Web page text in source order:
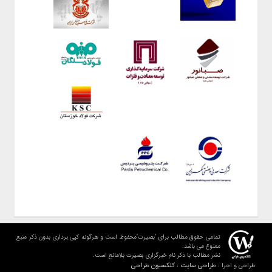
تمامی حقوق مطالب برای "بصیرت"محفوظ است و هرگونه کپی برداری بدون ذکر منبع
ممنوع می باشد.
نشر مطالب با ذکر نام خبرگزاری بصیرت بلامانع است.
طراحی و اجرا :طراحی سایت : کلکسیون طراحی